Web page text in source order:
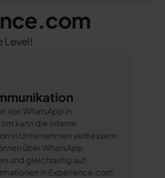
Level!
von WhatsApp in
kann die interne
in Unternehmen verbessern.
über WhatsApp
und gleichzeitig auf
in Experience.com